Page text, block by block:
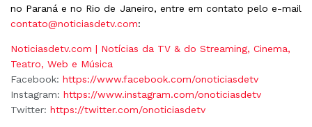
no Paraná e no Rio de Janeiro, entre em contato pelo e-mail
contato@noticiasdetv.com:
Noticiasdetv.com | Notícias da TV & do Streaming, Cinema,
Teatro, Web e Música
Facebook: https://www.facebook.com/onoticiasdetv
Instagram: https://www.instagram.com/onoticiasdetv
Twitter: https://twitter.com/onoticiasdetv